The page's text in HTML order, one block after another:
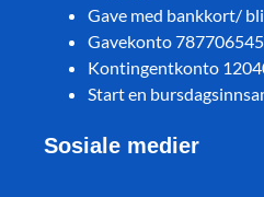
Gave med bankkort/
Gavekonto
Kontingentkonto
Start en
Sosiale medier